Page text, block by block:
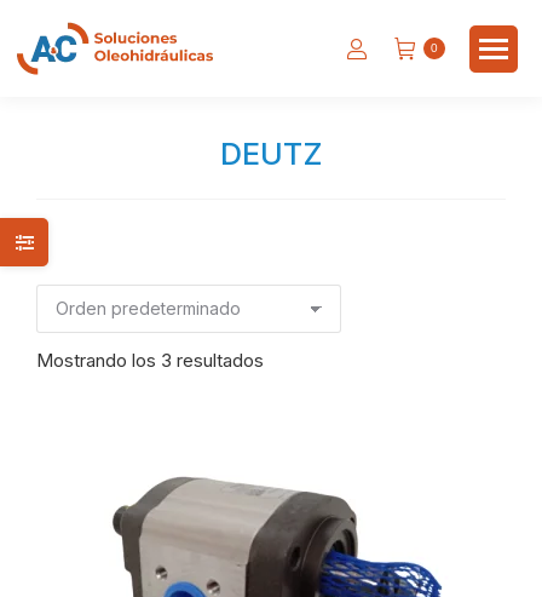
0
DEUTZ
Mostrando los 3 resultados